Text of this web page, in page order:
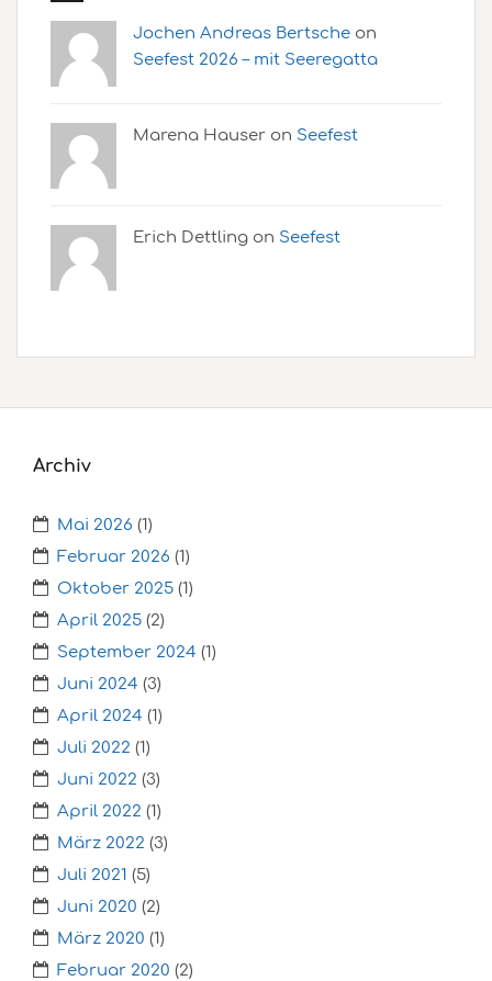
Jochen Andreas Bertsche on
Seefest 2026 – mit Seeregatta
Marena Hauser on Seefest
Erich Dettling on Seefest
Archiv
Mai 2026 (1)
Februar 2026 (1)
Oktober 2025 (1)
April 2025 (2)
September 2024 (1)
Juni 2024 (3)
April 2024 (1)
Juli 2022 (1)
Juni 2022 (3)
April 2022 (1)
März 2022 (3)
Juli 2021 (5)
Juni 2020 (2)
März 2020 (1)
Februar 2020 (2)